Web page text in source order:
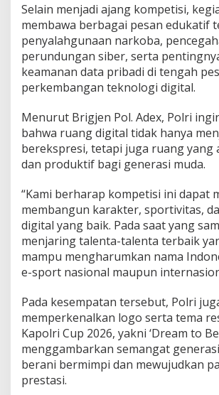
Selain menjadi ajang kompetisi,
membawa berbagai pesan edukatif
penyalahgunaan narkoba,
perundungan siber, serta
keamanan data pribadi di tengah
perkembangan teknologi digital.
Menurut Brigjen Pol. Adex, Polri
bahwa ruang digital tidak hanya
berekspresi, tetapi juga ruang yang
dan produktif bagi generasi muda.
“Kami berharap kompetisi ini dapat
membangun karakter, sportivitas,
digital yang baik. Pada saat yang
menjaring talenta-talenta terbaik
mampu mengharumkan nama
e-sport nasional maupun
Pada kesempatan tersebut, Polri
memperkenalkan logo serta tema
Kapolri Cup 2026, yakni ‘Dream to
menggambarkan semangat
berani bermimpi dan mewujudkan
prestasi.